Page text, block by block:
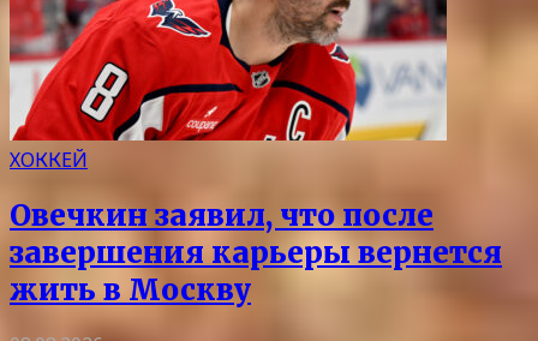
ХОККЕЙ
Овечкин заявил, что после
завершения карьеры вернется
жить в Москву